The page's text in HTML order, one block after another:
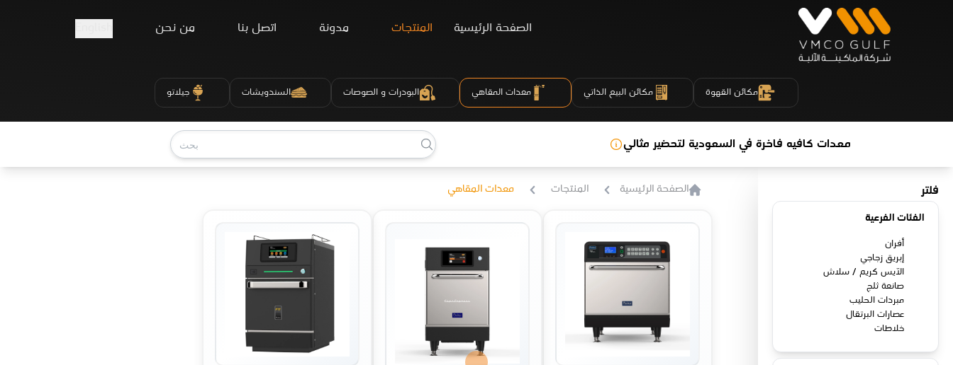
الصفحة الرئيسية المنتجات مدونة اتصل بنا من نحن
مكائن القهوة مكائن البيع الذاتي معدات المقاهي البودرات و الصوصات السندويشات جيلاتو
معدات كافيه فاخرة في السعودية لتحضير مثالي
فلتر
الفئات الفرعية
أفران
إبريق زجاجي
الآيس كريم / سلاش
صانعة ثلج
مبردات الحليب
عصارات البرتقال
خلاطات
الصفحة الرئيسية المنتجات معدات المقاهي